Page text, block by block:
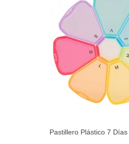
Pastillero Plástico 7